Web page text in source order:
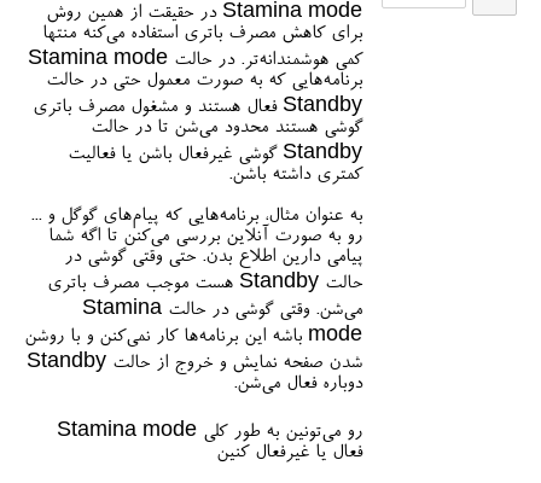
Stamina mode در حقیقت از همین روش
برای کاهش مصرف باتری استفاده می‌کنه منتها
کمی هوشمندانه‌تر. در حالت Stamina mode
برنامه‌هایی که به صورت معمول حتی در حالت
Standby فعال هستند و مشغول مصرف باتری
گوشی هستند محدود می‌شن تا در حالت
Standby گوشی غیرفعال باشن یا فعالیت
کمتری داشته باشن.
به عنوان مثال، برنامه‌هایی که پیام‌های گوگل و ...
رو به صورت آنلاین بررسی می‌کنن تا اگه شما
پیامی دارین اطلاع بدن. حتی وقتی گوشی در
حالت Standby هست موجب مصرف باتری
می‌شن. وقتی گوشی در حالت Stamina
mode باشه این برنامه‌ها کار نمی‌کنن و با روشن
شدن صفحه نمایش و خروج از حالت Standby
دوباره فعال می‌شن.
Stamina mode رو می‌تونین به طور کلی
فعال یا غیرفعال کنین